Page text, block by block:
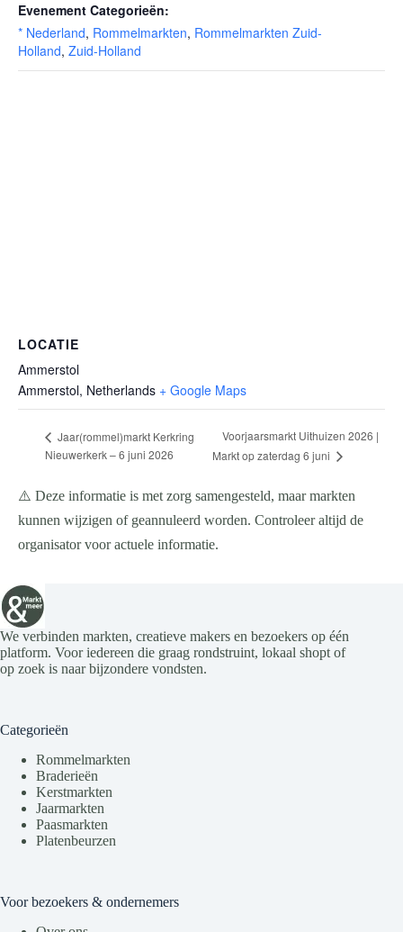
Evenement Categorieën:
* Nederland, Rommelmarkten, Rommelmarkten Zuid-
Holland, Zuid-Holland
LOCATIE
Ammerstol
Ammerstol, Netherlands + Google Maps
Jaar(rommel)markt Kerkring
Nieuwerkerk – 6 juni 2026
Voorjaarsmarkt Uithuizen 2026 |
Markt op zaterdag 6 juni
⚠️ Deze informatie is met zorg samengesteld, maar markten
kunnen wijzigen of geannuleerd worden. Controleer altijd de
organisator voor actuele informatie.
We verbinden markten, creatieve makers en bezoekers op één
platform. Voor iedereen die graag rondstruint, lokaal shopt of
op zoek is naar bijzondere vondsten.
Categorieën
Rommelmarkten
Braderieën
Kerstmarkten
Jaarmarkten
Paasmarkten
Platenbeurzen
Voor bezoekers & ondernemers